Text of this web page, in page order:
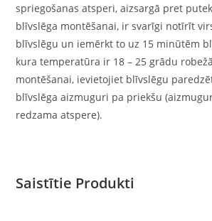
spriegošanas atsperi, aizsargā pret
blīvslēga montēšanai, ir svarīgi notīrīt
blīvslēgu un iemērkt to uz 15 minūtēm
kura temperatūra ir 18 – 25 grādu
montēšanai, ievietojiet blīvslēgu
blīvslēga aizmuguri pa priekšu
redzama atspere).
Saistītie Produkti